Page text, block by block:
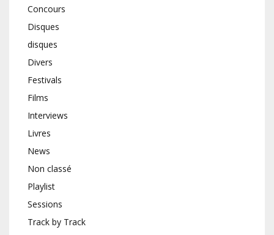
Concours
Disques
disques
Divers
Festivals
Films
Interviews
Livres
News
Non classé
Playlist
Sessions
Track by Track